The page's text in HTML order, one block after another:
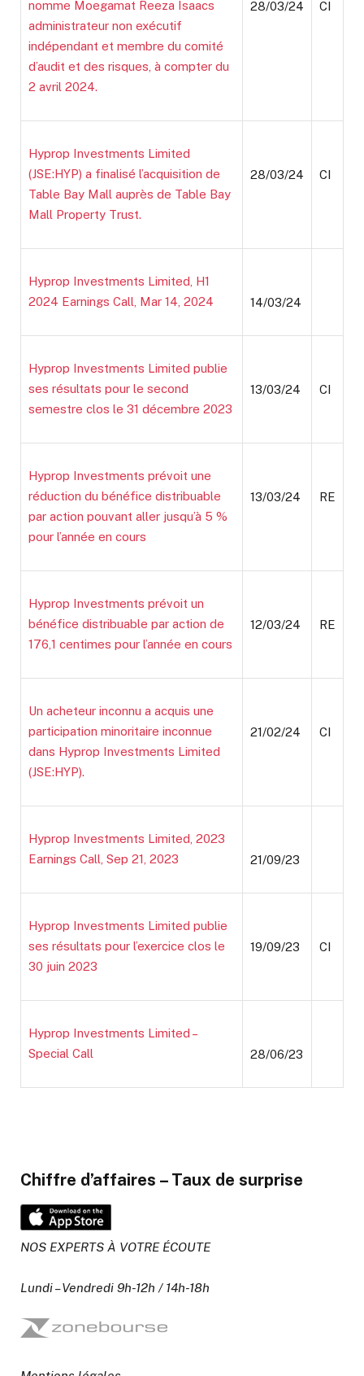
nomme Moegamat Reeza Isaacs
administrateur non exécutif
indépendant et membre du comité
d’audit et des risques, à compter du
2 avril 2024.
28/03/24 CI
Hyprop Investments Limited
(JSE:HYP) a finalisé l’acquisition de
Table Bay Mall auprès de Table Bay
Mall Property Trust.
28/03/24 CI
Hyprop Investments Limited, H1
2024 Earnings Call, Mar 14, 2024
14/03/24
Hyprop Investments Limited publie
ses résultats pour le second
semestre clos le 31 décembre 2023
13/03/24 CI
Hyprop Investments prévoit une
réduction du bénéfice distribuable
par action pouvant aller jusqu’à 5 %
pour l’année en cours
13/03/24 RE
Hyprop Investments prévoit un
bénéfice distribuable par action de
176,1 centimes pour l’année en cours
12/03/24 RE
Un acheteur inconnu a acquis une
participation minoritaire inconnue
dans Hyprop Investments Limited
(JSE:HYP).
21/02/24 CI
Hyprop Investments Limited, 2023
Earnings Call, Sep 21, 2023
21/09/23
Hyprop Investments Limited publie
ses résultats pour l’exercice clos le
30 juin 2023
19/09/23 CI
Hyprop Investments Limited –
Special Call
28/06/23
Chiffre d’affaires – Taux de surprise
NOS EXPERTS À VOTRE ÉCOUTE
Lundi – Vendredi 9h-12h / 14h-18h